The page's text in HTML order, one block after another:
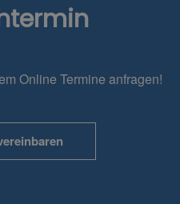
Online Termine anfragen!